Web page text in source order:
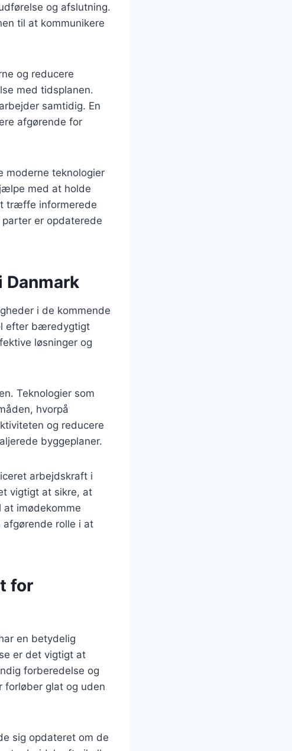
og afslutning.
til at kommunikere
og reducere
med tidsplanen.
samtidig. En
afgørende for
moderne teknologier
med at holde
træffe informerede
er opdaterede
Danmark
i de kommende
efter bæredygtigt
løsninger og
Teknologier som
hvorpå
og reducere
byggeplaner.
arbejdskraft i
vigtigt at sikre, at
imødekomme
afgørende rolle i at
for
en betydelig
er det vigtigt at
forberedelse og
forløber glat og uden
sig opdateret om de